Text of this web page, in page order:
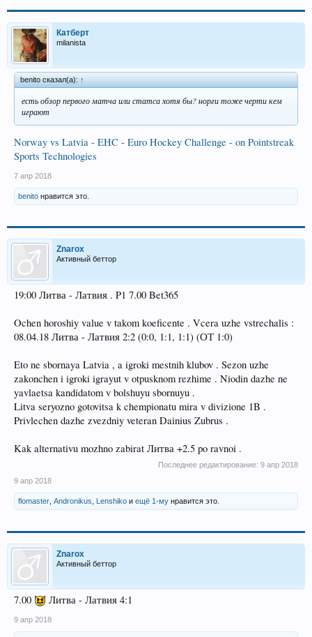
Катберт
milanista
benito сказал(а): ↑
есть обзор первого матча или статса хотя бы? норги тоже черти кем
играют
Norway vs Latvia - EHC - Euro Hockey Challenge - on Pointstreak
Sports Technologies
7 апр 2018
benito нравится это.
Znarox
Активный беттор
19:00 Литва - Латвия . P1 7.00 Bet365
Ochen horoshiy value v takom koeficente . Vcera uzhe vstrechalis :
08.04.18 Литва - Латвия 2:2 (0:0, 1:1, 1:1) (ОТ 1:0)
Eto ne sbornaya Latvia , a igroki mestnih klubov . Sezon uzhe
zakonchen i igroki igrayut v otpusknom rezhime . Niodin dazhe ne
yavlaetsa kandidatom v bolshuyu sbornuyu .
Litva seryozno gotovitsa k chempionatu mira v divizione 1B .
Privlechen dazhe zvezdniy veteran Dainius Zubrus .
Kak alternativu mozhno zabirat Литва +2.5 po ravnoi .
Последнее редактирование: 9 апр 2018
9 апр 2018
flomaster Andronikus Lenshiko и ещё 1-му нравится это.
Znarox
Активный беттор
7.00 Литва - Латвия 4:1
9 апр 2018